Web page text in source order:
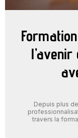
Depuis plus
travers la